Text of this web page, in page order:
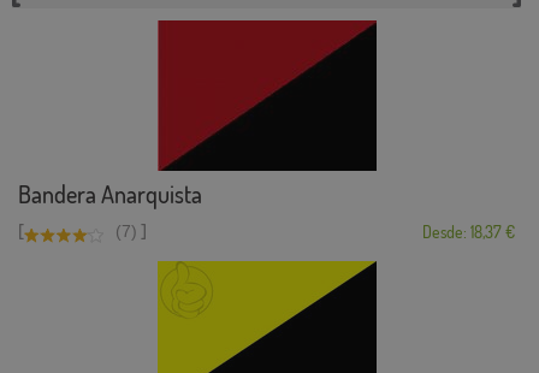
Bandera Anarquista
[ (7) ] Desde: 18,37 €